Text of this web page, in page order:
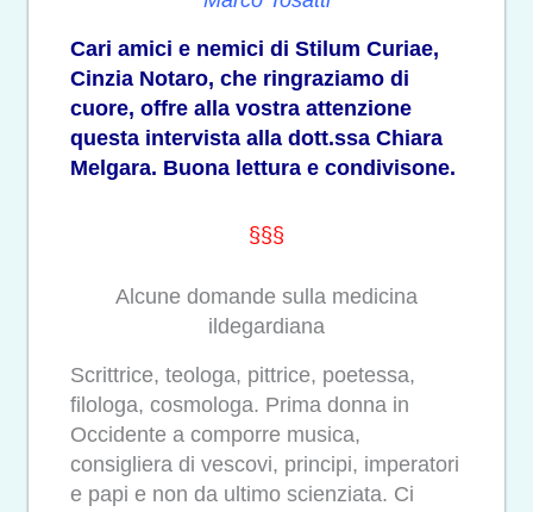
Cari amici e nemici di Stilum Curiae,
Cinzia Notaro, che ringraziamo di
cuore, offre alla vostra attenzione
questa intervista alla dott.ssa Chiara
Melgara. Buona lettura e condivisone.
§§§
Alcune domande sulla medicina
ildegardiana
Scrittrice, teologa, pittrice, poetessa,
filologa, cosmologa. Prima donna in
Occidente a comporre musica,
consigliera di vescovi, principi, imperatori
e papi e non da ultimo scienziata. Ci